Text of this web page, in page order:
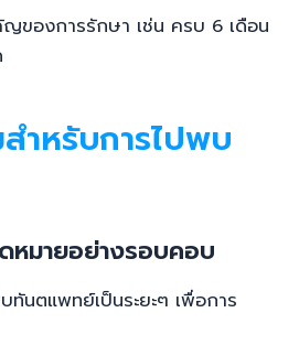
ของการรักษา เช่น ครบ 6 เดือน
ำหรับการไปพบ
หมายอย่างรอบคอบ
ทันตแพทย์เป็นระยะๆ เพื่อการ